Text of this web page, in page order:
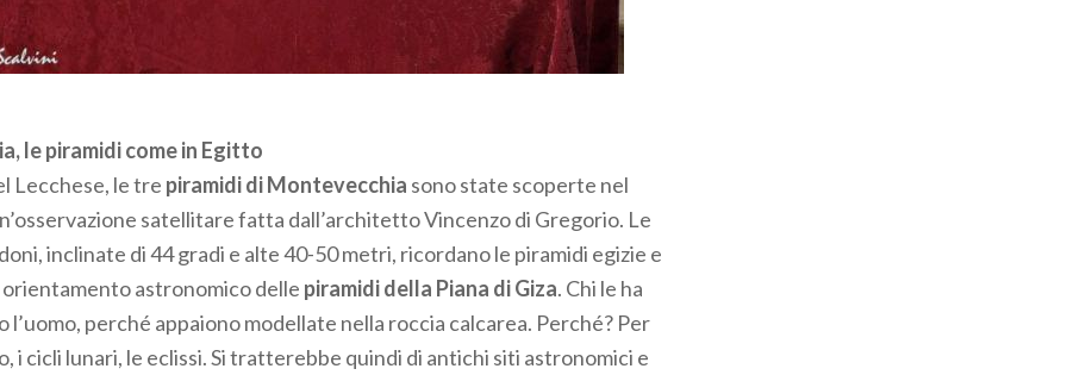
le costole di un drago! Narra la leggenda, che queste antichissime
al feroce drago che viveva nei pressi del Brembo, poi sconfitto
quando la Lombardia era sommersa dell’attuale Mare Adriatico.
avelli del Triangolo Lariano
e Blevioin pienoTriangolo Lariano(Co), due impressionanti blocchi
Penduladalla forma a fungo e laPietra Nairola, una grande tavola
le piramidi come in Egitto
Lecchese, le tre piramidi di Montevecchia sono state scoperte nel
satellitare fatta dall’architetto Vincenzo di Gregorio. Le
inclinate di 44 gradi e alte 40-50 metri, ricordano le piramidi egizie e
orientamento astronomico delle piramidi della Piana di Giza. Chi le ha
perché appaiono modellate nella roccia calcarea. Perché? Per
i cicli lunari, le eclissi. Si tratterebbe quindi di antichi siti astronomici e